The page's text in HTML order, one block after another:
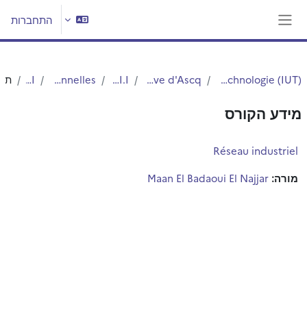
התחברות
Institut Universitaire de Technologie (IUT)
IUT - Site de Villeneuve d'Ascq
IUT - G.E.I.I.
Licences Professionnelles
RT - IRI
מידע הקורס
Réseau industriel
מורה: Maan El Badaoui El Najjar